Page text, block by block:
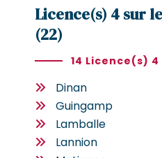
Licence(s) 4 sur
(22)
14 Licence(s)
Dinan
Guingamp
Lamballe
Lannion